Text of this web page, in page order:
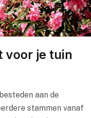
voor je tuin
aan de
stammen vanaf